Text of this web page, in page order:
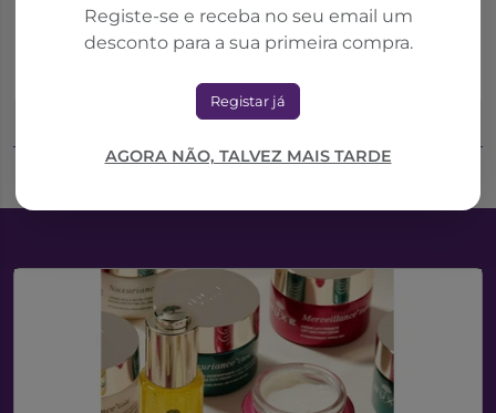
Registe-se e receba no seu email um
desconto para a sua primeira compra.
Registar já
AGORA NÃO, TALVEZ MAIS TARDE
Baume Ca Bálsamo
Conforto Antireações
Adicionar ao Carrinho
Após Barbear 75ml
23,01€
Adicionar ao Carrinho